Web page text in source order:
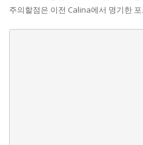
주의할점은 이전 Calina에서 명기한